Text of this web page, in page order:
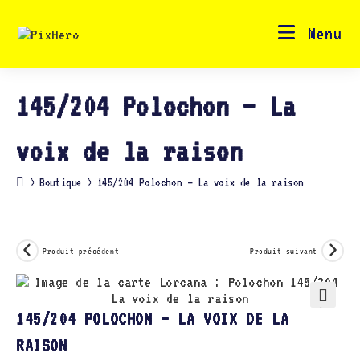
content
Menu
145/204 Polochon – La
voix de la raison
> Boutique > 145/204 Polochon – La voix de la raison
Produit précédent Produit suivant
145/204 POLOCHON – LA VOIX DE LA
RAISON